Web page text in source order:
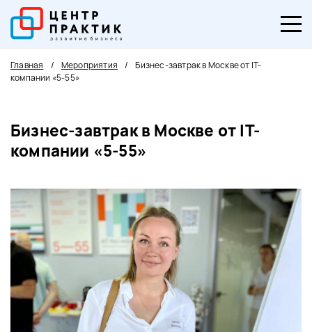
Главная / Мероприятия /
Бизнес-завтрак в Москве от IT-
компании «5-55»
Бизнес-завтрак в Москве от IT-
компании «5-55»